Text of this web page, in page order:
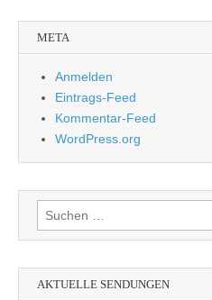
META
Anmelden
Eintrags-Feed
Kommentar-Feed
WordPress.org
Suchen
nach:
AKTUELLE SENDUNGEN